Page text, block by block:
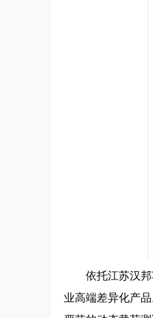
依托江苏汉
业高端差异化产